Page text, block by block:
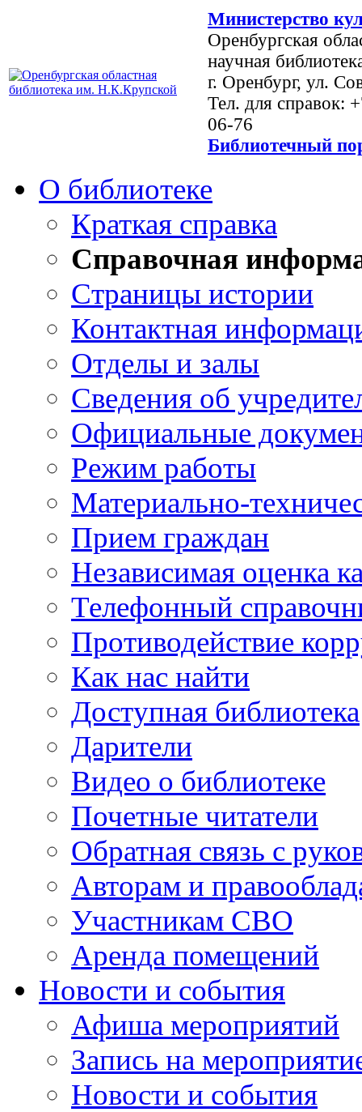
Министерство
Оренбургская
научная
г. Оренбург, ул.
Тел. для справок:
06-76
Библиотечный
О библиотеке
Краткая справка
Справочная
Страницы истории
Контактная
Отделы и залы
Сведения об
Официальные
Режим работы
Материально-
Прием граждан
Независимая оценка
Телефонный
Противодействие
Как нас найти
Доступная библиотека
Дарители
Видео о библиотеке
Почетные читатели
Обратная связь с
Авторам и
Участникам СВО
Аренда помещений
Новости и события
Афиша мероприятий
Запись на
Новости и события